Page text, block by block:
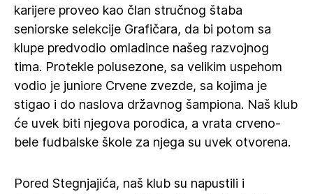
karijere proveo kao član stručnog štaba
seniorske selekcije Grafičara, da bi potom sa
klupe predvodio omladince našeg razvojnog
tima. Protekle polusezone, sa velikim uspehom
vodio je juniore Crvene zvezde, sa kojima je
stigao i do naslova državnog šampiona. Naš klub
će uvek biti njegova porodica, a vrata crveno-
bele fudbalske škole za njega su uvek otvorena.
Pored Stegnjajića, naš klub su napustili i